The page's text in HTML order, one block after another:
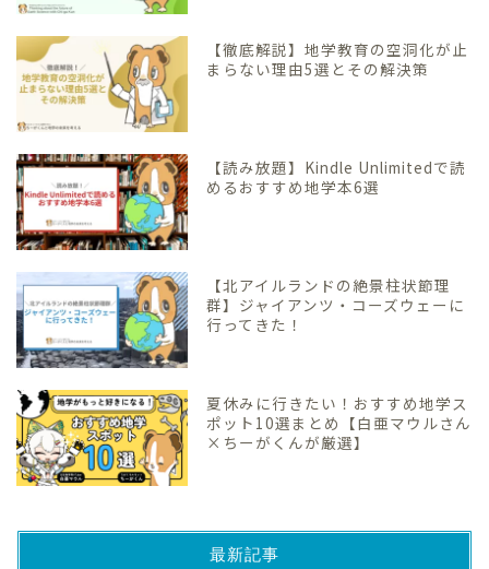
【徹底解説】地学教育の空洞化が止
まらない理由5選とその解決策
【読み放題】Kindle Unlimitedで読
めるおすすめ地学本6選
【北アイルランドの絶景柱状節理
群】ジャイアンツ・コーズウェーに
行ってきた！
夏休みに行きたい！おすすめ地学ス
ポット10選まとめ【白亜マウルさん
×ちーがくんが厳選】
最新記事